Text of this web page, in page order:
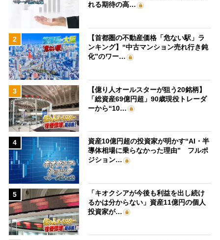
れる期待の高…
2
【首都圏の不動産価格「危ない駅」ラ
ンキング】“中古マンション売れ行き鈍
化”のワー…
3
【億り人オールスターが狙う20銘柄】
「総資産69億円超」90歳現役トレーダ
ーから“10…
4
資産10億円超の投資家が明かす“AI・半
導体相場に乗らなかった理由” フルポ
ジション…
5
「キオクシアが今後も利益を出し続け
るかは分からない」資産11億円の個人
投資家が…